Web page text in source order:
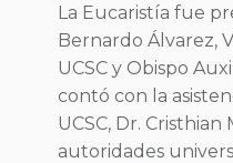
La Eucaristía fue
Bernardo Álvarez,
UCSC y Obispo
contó con la
UCSC, Dr.
autoridades